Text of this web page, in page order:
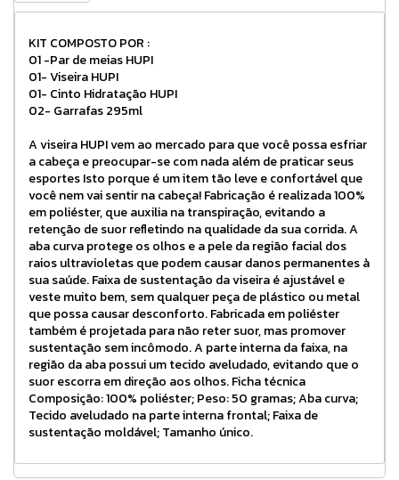
KIT COMPOSTO POR :
01 -Par de meias HUPI
01- Viseira HUPI
01- Cinto Hidratação HUPI
02- Garrafas 295ml
A viseira HUPI vem ao mercado para que você possa esfriar
a cabeça e preocupar-se com nada além de praticar seus
esportes Isto porque é um item tão leve e confortável que
você nem vai sentir na cabeça! Fabricação é realizada 100%
em poliéster, que auxilia na transpiração, evitando a
retenção de suor refletindo na qualidade da sua corrida. A
aba curva protege os olhos e a pele da região facial dos
raios ultravioletas que podem causar danos permanentes à
sua saúde. Faixa de sustentação da viseira é ajustável e
veste muito bem, sem qualquer peça de plástico ou metal
que possa causar desconforto. Fabricada em poliéster
também é projetada para não reter suor, mas promover
sustentação sem incômodo. A parte interna da faixa, na
região da aba possui um tecido aveludado, evitando que o
suor escorra em direção aos olhos. Ficha técnica
Composição: 100% poliéster; Peso: 50 gramas; Aba curva;
Tecido aveludado na parte interna frontal; Faixa de
sustentação moldável; Tamanho único.